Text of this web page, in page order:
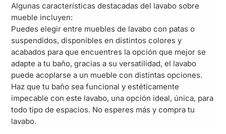
Algunas características destacadas del lavabo sobre
mueble incluyen:
Puedes elegir entre muebles de lavabo con patas o
suspendidos, disponibles en distintos colores y
acabados para que encuentres la opción que mejor se
adapte a tu baño, gracias a su versatilidad, el lavabo
puede acoplarse a un mueble con distintas opciones.
Haz que tu baño sea funcional y estéticamente
impecable con este lavabo, una opción ideal, única, para
todo tipo de espacios. No esperes más y compra tu
lavabo.